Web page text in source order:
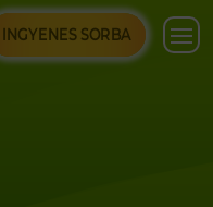
INGYENES SORBA